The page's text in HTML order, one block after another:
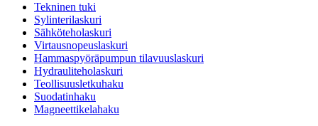
Tekninen tuki
Sylinterilaskuri
Sähköteholaskuri
Virtausnopeuslaskuri
Hammaspyöräpumpun tilavuuslaskuri
Hydrauliteholaskuri
Teollisuusletkuhaku
Suodatinhaku
Magneettikelahaku